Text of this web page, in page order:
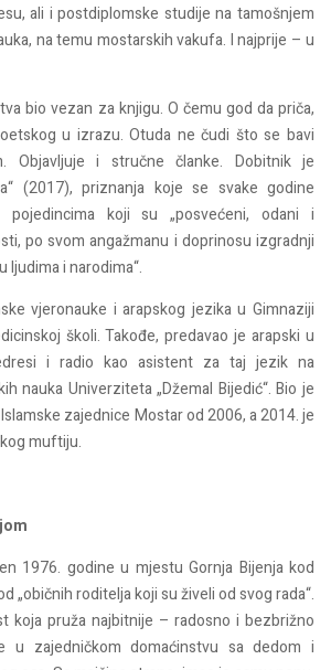
ali i postdiplomske studije na tamošnjem
na temu mostarskih vakufa. I najprije – u
bio vezan za knjigu. O čemu god da priča,
u izrazu. Otuda ne čudi što se bavi
Objavljuje i stručne članke. Dobitnik je
(2017), priznanja koje se svake godine
pojedincima koji su „posvećeni, odani i
po svom angažmanu i doprinosu izgradnji
ljudima i narodima“.
vjeronauke i arapskog jezika u Gimnaziji
školi. Takođe, predavao je arapski u
i radio kao asistent za taj jezik na
nauka Univerziteta „Džemal Bijedić“. Bio je
zajednice Mostar od 2006, a 2014. je
muftiju.
1976. godine u mjestu Gornja Bijenja kod
„običnih roditelja koji su živeli od svog rada“.
koja pruža najbitnije – radosno i bezbrižno
u zajedničkom domaćinstvu sa dedom i